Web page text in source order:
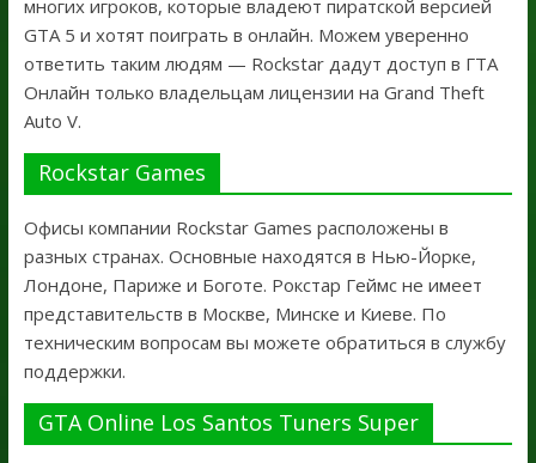
многих игроков, которые владеют пиратской версией
GTA 5 и хотят поиграть в онлайн. Можем уверенно
ответить таким людям — Rockstar дадут доступ в ГТА
Онлайн только владельцам лицензии на Grand Theft
Auto V.
Rockstar Games
Офисы компании Rockstar Games расположены в
разных странах. Основные находятся в Нью-Йорке,
Лондоне, Париже и Боготе. Рокстар Геймс не имеет
представительств в Москве, Минске и Киеве. По
техническим вопросам вы можете обратиться в службу
поддержки.
GTA Online Los Santos Tuners Super